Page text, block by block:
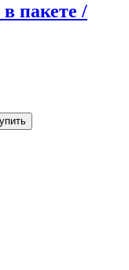
пакете /